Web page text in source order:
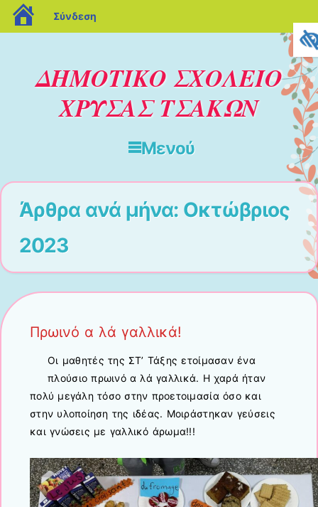
ΔΗΜΟΤΙΚΟ ΣΧΟΛΕΙΟ
ΧΡΥΣΑΣ ΤΣΑΚΩΝ
Μενού
Άρθρα ανά μήνα: Οκτώβριος
2023
Πρωινό α λά γαλλικά!
Οι μαθητές της ΣΤ’ Τάξης ετοίμασαν ένα
πλούσιο πρωινό α λά γαλλικά. Η χαρά ήταν
πολύ μεγάλη τόσο στην προετοιμασία όσο και
στην υλοποίηση της ιδέας. Μοιράστηκαν γεύσεις
και γνώσεις με γαλλικό άρωμα!!!
blogs.sch.gr
Σύνδεση